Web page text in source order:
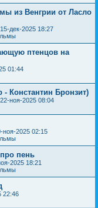
из Венгрии от Ласло
15-дек-2025 18:27
птенцов на
01:44
- Константин Бронзит)
22-ноя-2025 08:04
ноя-2025 02:15
пень
2025 18:21
22:46